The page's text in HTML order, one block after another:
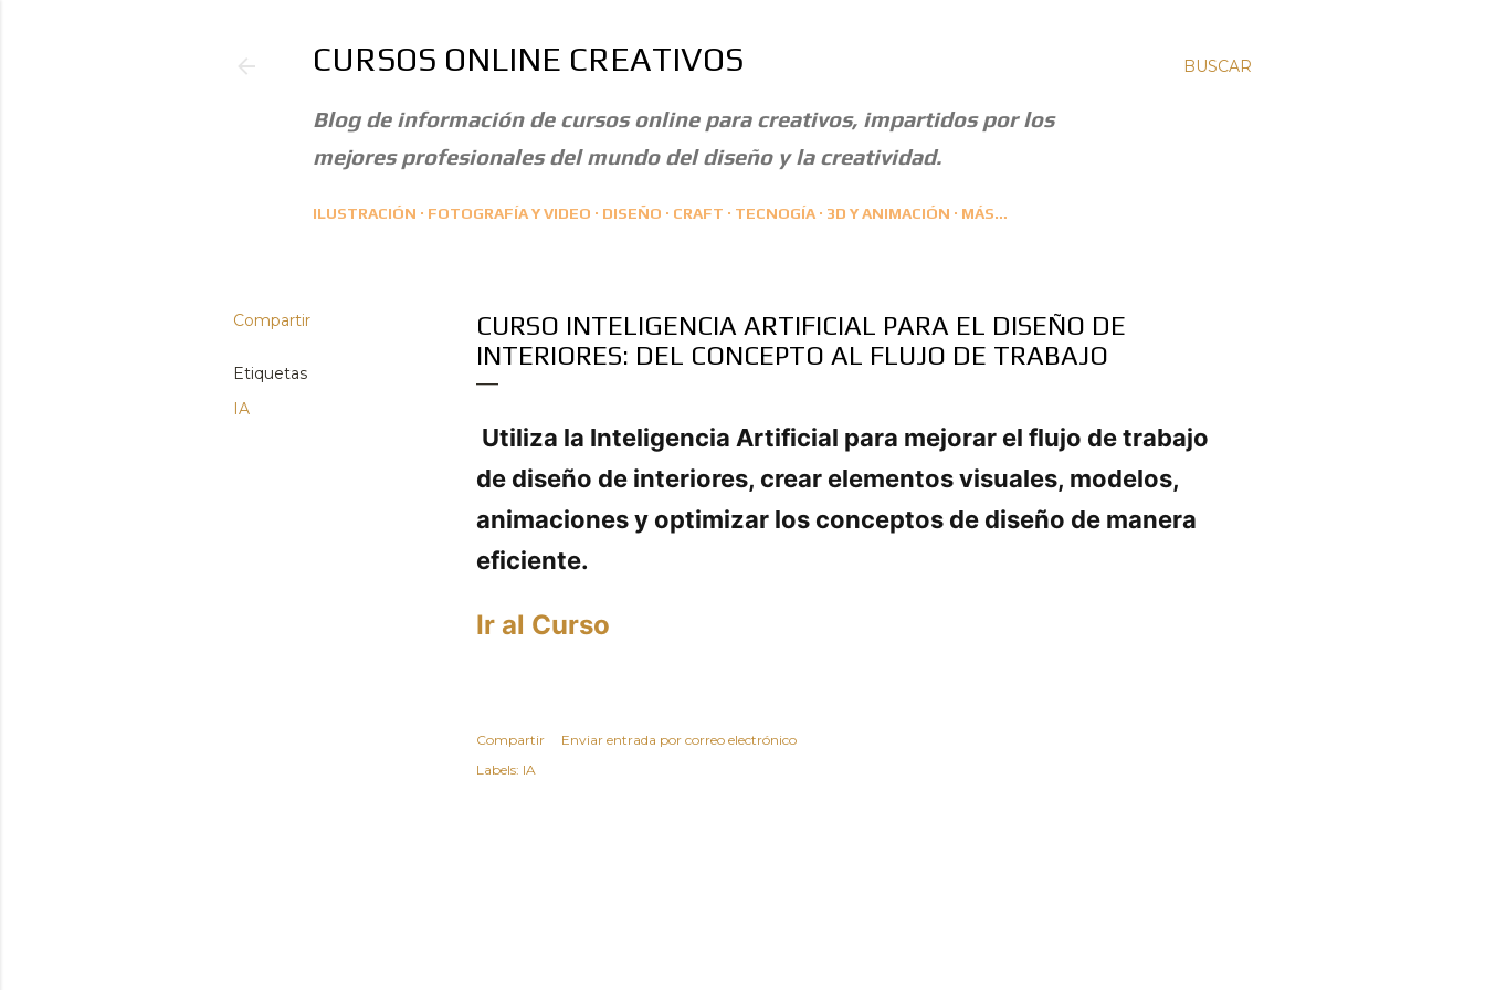
BUSCAR
CURSOS ONLINE CREATIVOS
Blog de información de cursos online para creativos, impartidos por los
mejores profesionales del mundo del diseño y la creatividad.
ILUSTRACIÓN FOTOGRAFÍA Y VIDEO DISEÑO CRAFT TECNOGÍA 3D Y ANIMACIÓN MÁS…
Compartir
Etiquetas
IA
CURSO INTELIGENCIA ARTIFICIAL PARA EL DISEÑO DE
INTERIORES: DEL CONCEPTO AL FLUJO DE TRABAJO
Utiliza la Inteligencia Artificial para mejorar el flujo de trabajo
de diseño de interiores, crear elementos visuales, modelos,
animaciones y optimizar los conceptos de diseño de manera
eficiente.
Ir al Curso
Compartir
Enviar entrada por correo electrónico
Labels: IA